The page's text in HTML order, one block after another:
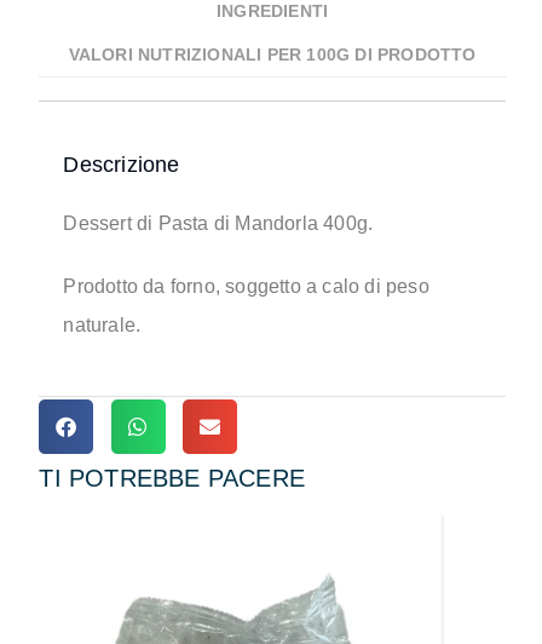
INGREDIENTI
VALORI NUTRIZIONALI PER 100G DI PRODOTTO
Descrizione
Dessert di Pasta di Mandorla 400g.
Prodotto da forno, soggetto a calo di peso
naturale.
TI POTREBBE PACERE